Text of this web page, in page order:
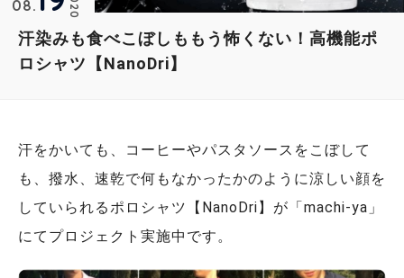
汗染みも食べこぼしももう怖くない！高機能ポ
ロシャツ【NanoDri】
08
汗をかいても、コーヒーやパスタソースをこぼして
も、撥水、速乾で何もなかったかのように涼しい顔を
していられるポロシャツ【NanoDri】が「machi-ya」
にてプロジェクト実施中です。